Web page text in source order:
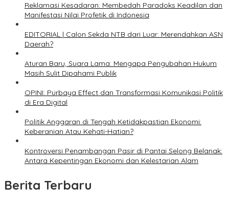
Reklamasi Kesadaran: Membedah Paradoks Keadilan dan
Manifestasi Nilai Profetik di Indonesia
EDITORIAL | Calon Sekda NTB dari Luar: Merendahkan ASN
Daerah?
Aturan Baru, Suara Lama: Mengapa Pengubahan Hukum
Masih Sulit Dipahami Publik
OPINI: Purbaya Effect dan Transformasi Komunikasi Politik
di Era Digital
Politik Anggaran di Tengah Ketidakpastian Ekonomi:
Keberanian Atau Kehati-Hatian?
Kontroversi Penambangan Pasir di Pantai Selong Belanak:
Antara Kepentingan Ekonomi dan Kelestarian Alam
Berita Terbaru